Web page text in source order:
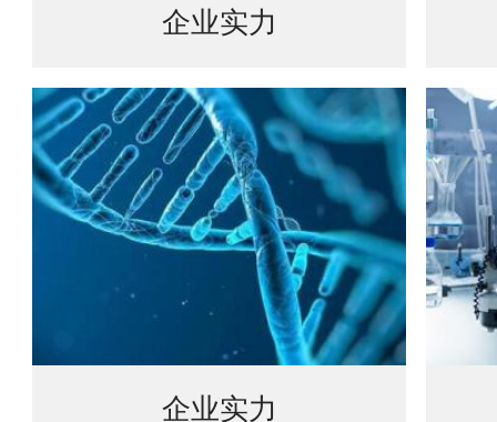
企业实力
企业实力